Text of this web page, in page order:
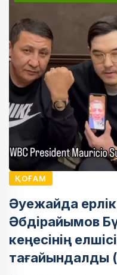
ҚОҒАМ
Әуежайда
Әбдірайымов
кеңесінің
тағайындалды